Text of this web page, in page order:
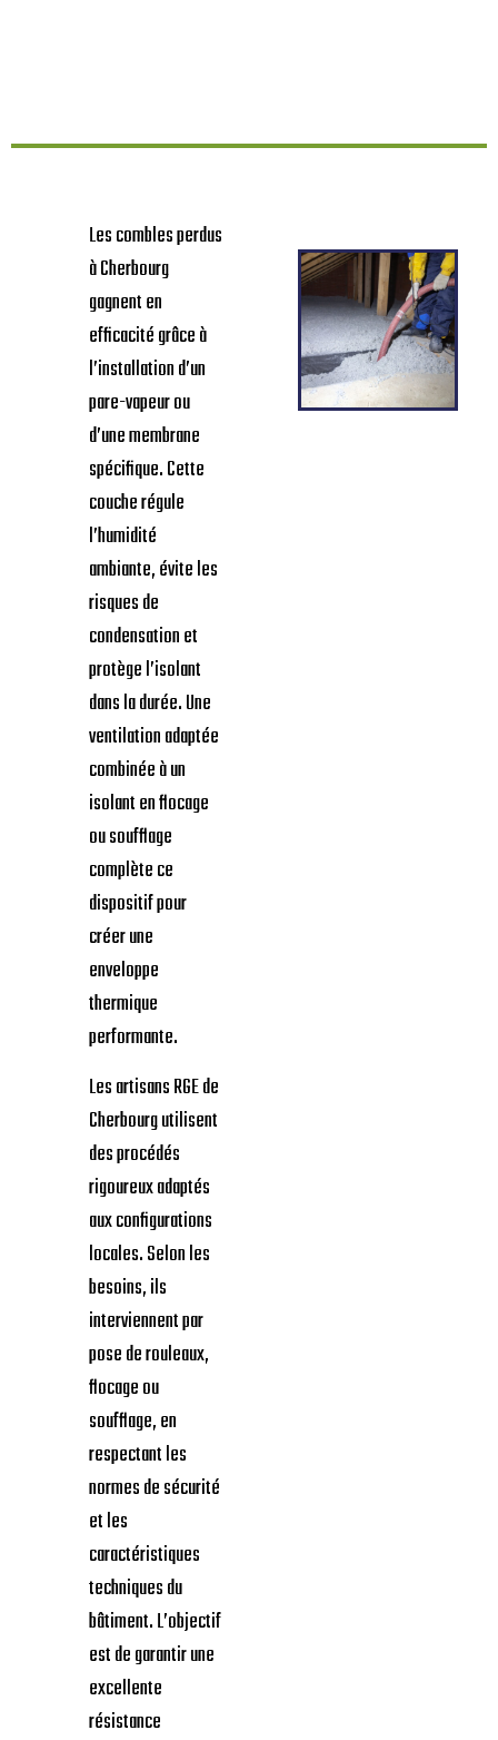
Les combles perdus
à Cherbourg
gagnent en
efficacité grâce à
l’installation d’un
pare-vapeur ou
d’une membrane
spécifique. Cette
couche régule
l’humidité
ambiante, évite les
risques de
condensation et
protège l’isolant
dans la durée. Une
ventilation adaptée
combinée à un
isolant en flocage
ou soufflage
complète ce
dispositif pour
créer une
enveloppe
thermique
performante.
Les artisans RGE de
Cherbourg utilisent
des procédés
rigoureux adaptés
aux configurations
locales. Selon les
besoins, ils
interviennent par
pose de rouleaux,
flocage ou
soufflage, en
respectant les
normes de sécurité
et les
caractéristiques
techniques du
bâtiment. L’objectif
est de garantir une
excellente
résistance